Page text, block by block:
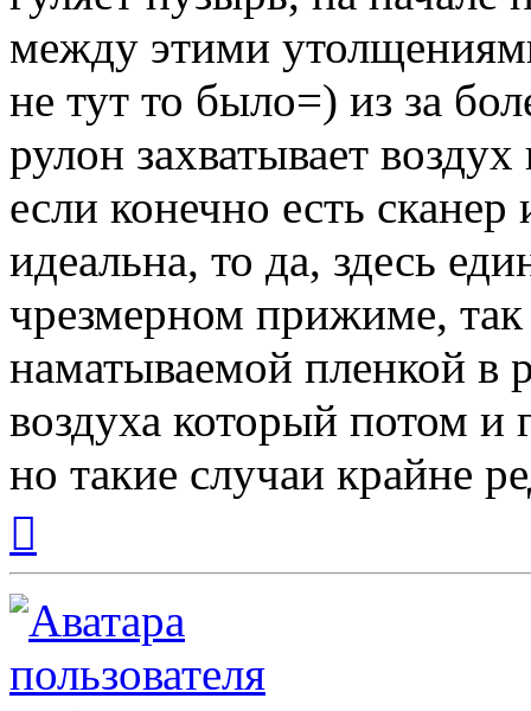
между этими
не тут то было=) из за
рулон захватывает
если конечно есть
идеальна, то да, здесь
чрезмерном прижиме,
наматываемой пленкой в
воздуха который потом и
но такие случаи крайне
началу